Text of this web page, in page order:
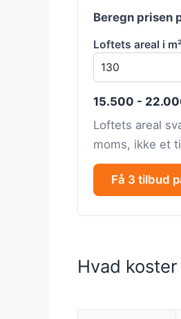
Beregn prisen
Loftets areal i m²
15.500 -
Loftets areal
moms, ikke et
Få 3 tilbud
Hvad